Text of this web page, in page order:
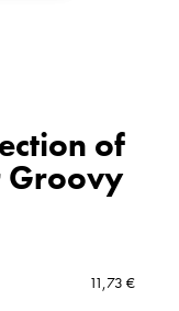
of
Groovy
11,73 €